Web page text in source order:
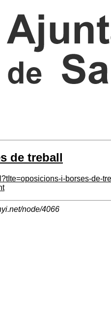
de treball
i-borses-de-
node/4066